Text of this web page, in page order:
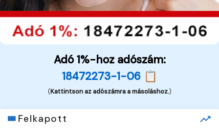
Adó 1%-hoz adószám:
18472273-1-06 📋
(Kattintson az adószámra a másoláshoz.)
Felkapott